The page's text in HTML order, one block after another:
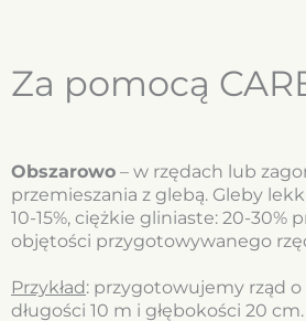
Za pomocą
Obszarowo – w rzędach lub
przemieszania z glebą. Gleby
10-15%, ciężkie gliniaste: 20-30%
objętości przygotowywanego
Przykład: przygotowujemy rząd o
długości 10 m i głębokości 20 cm.